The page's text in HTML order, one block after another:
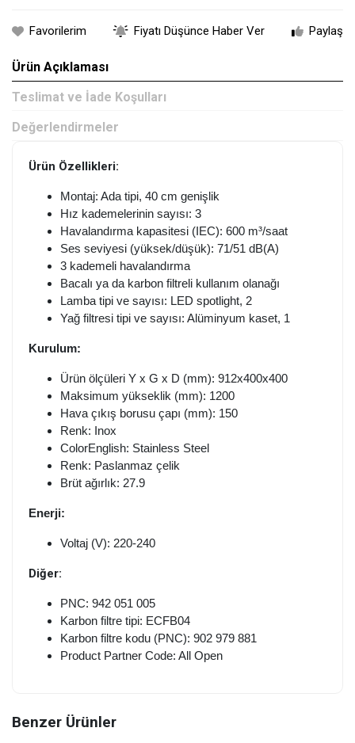
Favorilerim Fiyatı Düşünce Haber Ver Paylaş
Ürün Açıklaması
Teslimat ve İade Koşulları
Değerlendirmeler
Ürün Özellikleri:
Montaj: Ada tipi, 40 cm genişlik
Hız kademelerinin sayısı: 3
Havalandırma kapasitesi (IEC): 600 m³/saat
Ses seviyesi (yüksek/düşük): 71/51 dB(A)
3 kademeli havalandırma
Bacalı ya da karbon filtreli kullanım olanağı
Lamba tipi ve sayısı: LED spotlight, 2
Yağ filtresi tipi ve sayısı: Alüminyum kaset, 1
Kurulum:
Ürün ölçüleri Y x G x D (mm): 912x400x400
Maksimum yükseklik (mm): 1200
Hava çıkış borusu çapı (mm): 150
Renk: Inox
ColorEnglish: Stainless Steel
Renk: Paslanmaz çelik
Brüt ağırlık: 27.9
Enerji:
Voltaj (V): 220-240
Diğer:
PNC: 942 051 005
Karbon filtre tipi: ECFB04
Karbon filtre kodu (PNC): 902 979 881
Product Partner Code: All Open
Benzer Ürünler